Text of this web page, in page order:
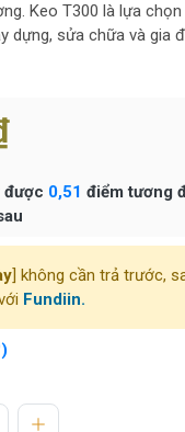
Keo T300 là lựa
dựng, sửa chữa và gia
được 0,51 điểm tương
] không cần trả trước,
Fundiin.